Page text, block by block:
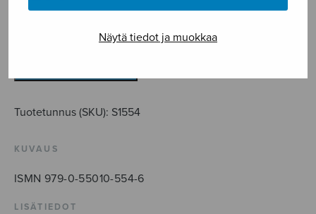
Näytä tiedot ja muokkaa
Tuotetunnus (SKU): S1554
KUVAUS
ISMN 979-0-55010-554-6
LISÄTIEDOT